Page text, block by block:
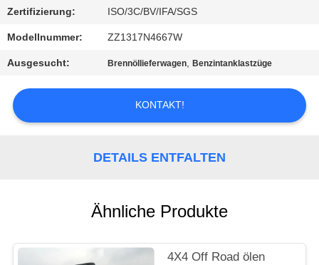
BITTE
UM
ANGEBOT
Zertifizierung: ISO/3C/BV/IFA/SGS
Modellnummer: ZZ1317N4667W
Ausgesucht: Brennöllieferwagen,Benzintanklastzüge
KONTAKT!
DETAILS ENTFALTEN
Ähnliche Produkte
4X4 Off Road ölen